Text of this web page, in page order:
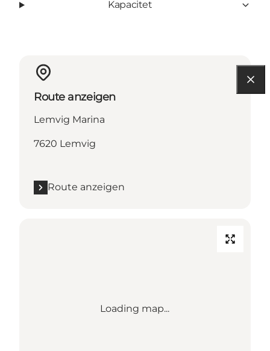
Kapacitet
Route anzeigen
Lemvig Marina
7620 Lemvig
Route anzeigen
Loading map...